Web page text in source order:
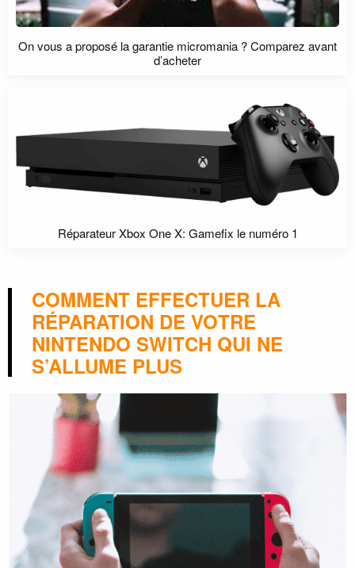
On vous a proposé la garantie micromania ? Comparez avant
d’acheter
Réparateur Xbox One X: Gamefix le numéro 1
COMMENT EFFECTUER LA
RÉPARATION DE VOTRE
NINTENDO SWITCH QUI NE
S’ALLUME PLUS